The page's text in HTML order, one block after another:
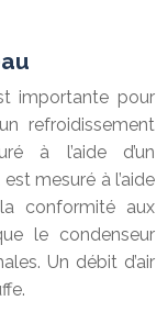
importante pour
refroidissement
à l’aide d’un
mesuré à l’aide
conformité aux
le condenseur
Un débit d’air